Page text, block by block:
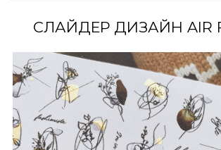
СЛАЙДЕР ДИЗАЙН AIR